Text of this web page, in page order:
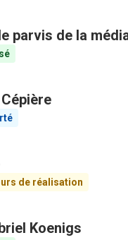
parvis de la
de réalisation
Koenigs